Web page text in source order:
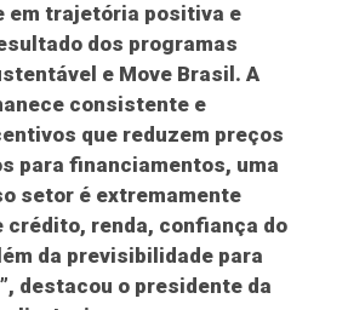
em trajetória positiva e
dos programas
e Move Brasil. A
consistente e
que reduzem preços
para financiamentos, uma
setor é extremamente
crédito, renda, confiança do
da previsibilidade para
destacou o presidente da